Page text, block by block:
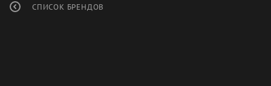
СПИСОК БРЕНДОВ